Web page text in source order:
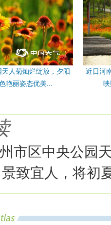
人菊灿烂绽放，夕阳
艳丽姿态优美...
近日河
市区中央公园
致宜人，将初